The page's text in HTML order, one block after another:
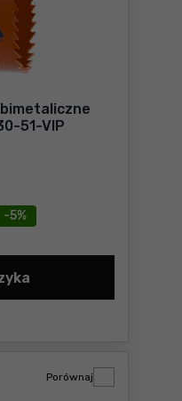
51-VIP
-5%
otworowe 51mm
Porównaj